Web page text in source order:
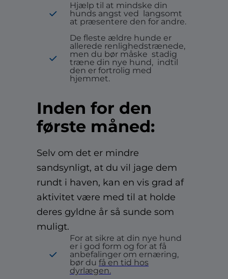
Hjælp til at mindske din
hunds angst ved langsomt
at præsentere den for andre.
De fleste ældre hunde er
allerede renlighedstrænede,
men du bør måske stadig
træne din nye hund, indtil
den er fortrolig med
hjemmet.
Inden for den
første måned:
Selv om det er mindre
sandsynligt, at du vil jage dem
rundt i haven, kan en vis grad af
aktivitet være med til at holde
deres gyldne år så sunde som
muligt.
For at sikre at din nye hund
er i god form og for at få
anbefalinger om ernæring,
bør du få en tid hos
dyrlægen.